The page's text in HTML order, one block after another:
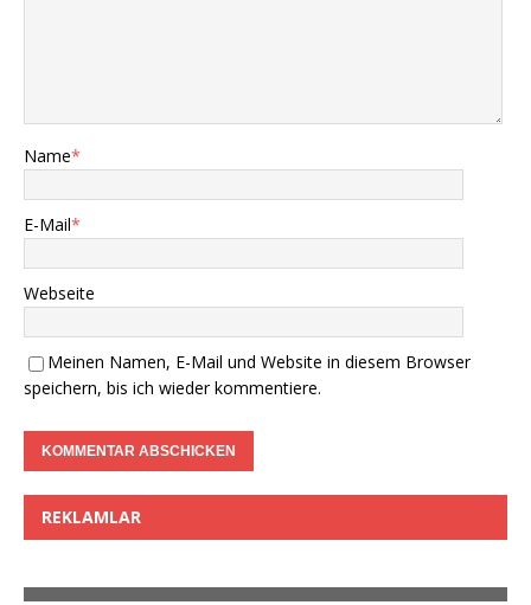
Name*
E-Mail*
Webseite
Meinen Namen, E-Mail und Website in diesem Browser
speichern, bis ich wieder kommentiere.
REKLAMLAR